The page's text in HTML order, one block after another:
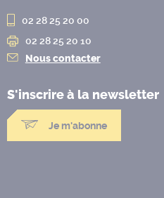
02 28 25 20 00
02 28 25 20 10
Nous contacter
S'inscrire à la newsletter
Je m'abonne